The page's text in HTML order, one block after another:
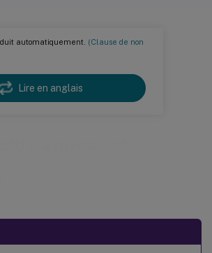
automatiquement. (Clause de non
Lire en anglais
de session
en file d’attente des messages